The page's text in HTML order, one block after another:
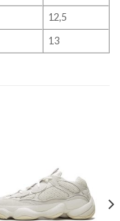
12,5
13